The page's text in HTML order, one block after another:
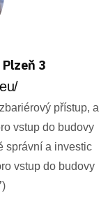
3
přístup, a
vstup do budovy
správní a investic
vstup do budovy